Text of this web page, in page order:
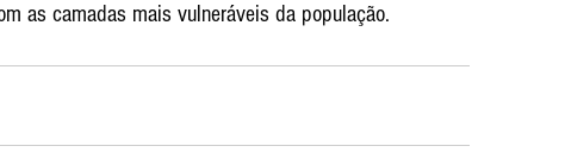
as camadas mais vulneráveis da população.